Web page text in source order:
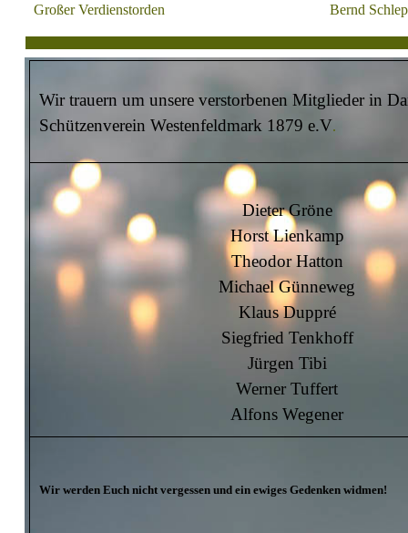
Großer Verdienstorden
Bernd
Wir trauern um unsere verstorbenen Mitglieder in
Schützenverein Westenfeldmark 1879 e.V.
Dieter Gröne
Horst Lienkamp
Theodor Hatton
Michael Günneweg
Klaus Duppré
Siegfried Tenkhoff
Jürgen Tibi
Werner Tuffert
Alfons Wegener
Wir werden Euch nicht vergessen und ein ewiges Gedenken widmen!